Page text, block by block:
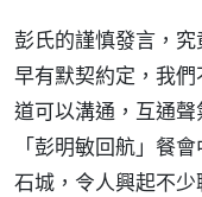
彭氏的謹慎發言，
早有默契約定，我
道可以溝通，互通
「彭明敏回航」餐
石城，令人興起不